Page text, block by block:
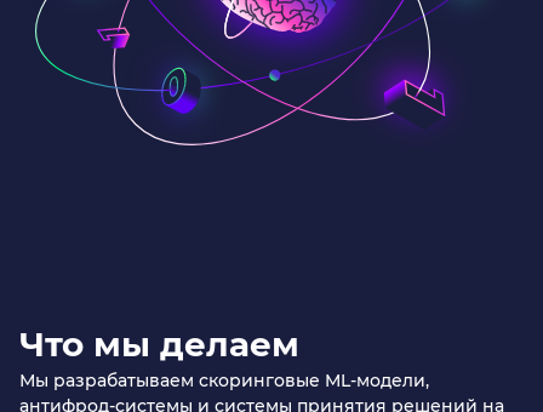
Что мы делаем
Мы разрабатываем скоринговые ML-модели,
антифрод-системы и системы принятия решений на